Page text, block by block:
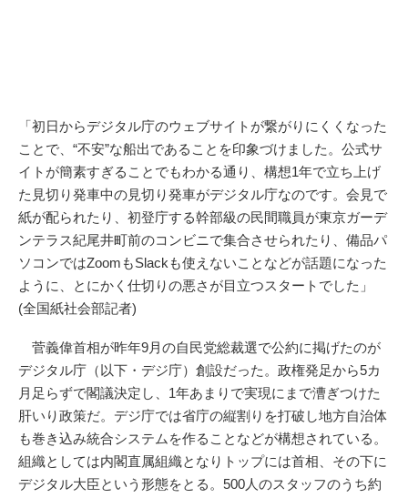
「初日からデジタル庁のウェブサイトが繋がりにくくなった
ことで、“不安”な船出であることを印象づけました。公式サ
イトが簡素すぎることでもわかる通り、構想1年で立ち上げ
た見切り発車中の見切り発車がデジタル庁なのです。会見で
紙が配られたり、初登庁する幹部級の民間職員が東京ガーデ
ンテラス紀尾井町前のコンビニで集合させられたり、備品パ
ソコンではZoomもSlackも使えないことなどが話題になった
ように、とにかく仕切りの悪さが目立つスタートでした」
(全国紙社会部記者)
菅義偉首相が昨年9月の自民党総裁選で公約に掲げたのが
デジタル庁（以下・デジ庁）創設だった。政権発足から5カ
月足らずで閣議決定し、1年あまりで実現にまで漕ぎつけた
肝いり政策だ。デジ庁では省庁の縦割りを打破し地方自治体
も巻き込み統合システムを作ることなどが構想されている。
組織としては内閣直属組織となりトップには首相、その下に
デジタル大臣という形態をとる。500人のスタッフのうち約